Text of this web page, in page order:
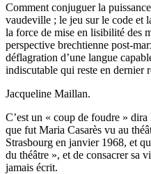
Comment conjuguer la
vaudeville ; le jeu sur le code et
la force de mise en lisibilité des
perspective brechtienne post-
déflagration d’une langue
indiscutable qui reste en dernier
Jacqueline Maillan.
C’est un « coup de foudre »
que fut Maria Casarès vu au
Strasbourg en janvier 1968, et
du théâtre », et de consacrer sa
jamais écrit.